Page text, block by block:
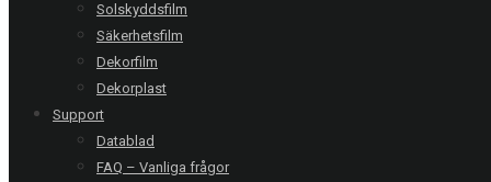
Solskyddsfilm
Säkerhetsfilm
Dekorfilm
Dekorplast
Support
Datablad
FAQ – Vanliga frågor
Helsingborg | Privat villa
Titane 20 EXT - 8 glas